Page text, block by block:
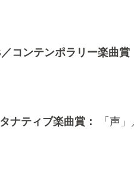
コンテンポラリー楽曲賞
ナティブ楽曲賞： 「声